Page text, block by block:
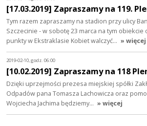
[17.03.2019] Zapraszamy na 119.
Tym razem zapraszamy na stadion przy ulicy
Szczecinie - w sobotę 23 marca na tym
punkty w Ekstraklasie Kobiet walczyć… » więcej
2019-02-10, godz. 06:00
[10.02.2019] Zapraszamy na 118
Dzięki uprzejmości prezesa miejskiej spółki
Odpadów pana Tomasza Lachowicza oraz
Wojciecha Jachima będziemy… » więcej